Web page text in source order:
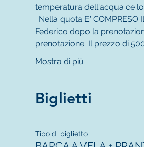
temperatura dell'acqua ce
. Nella quota E'
Federico dopo la
prenotazione. Il prezzo di
Mostra di più
Biglietti
Tipo di biglietto